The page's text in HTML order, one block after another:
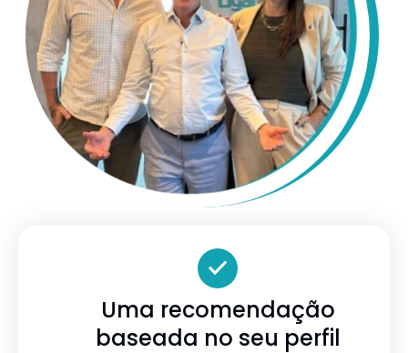
Uma recomendação
baseada no seu perfil